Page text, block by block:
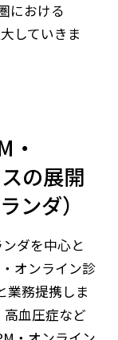
における
していきま
・
の展開
ンダ）
ダを中心と
オンライン診
業務提携しま
高血圧症など